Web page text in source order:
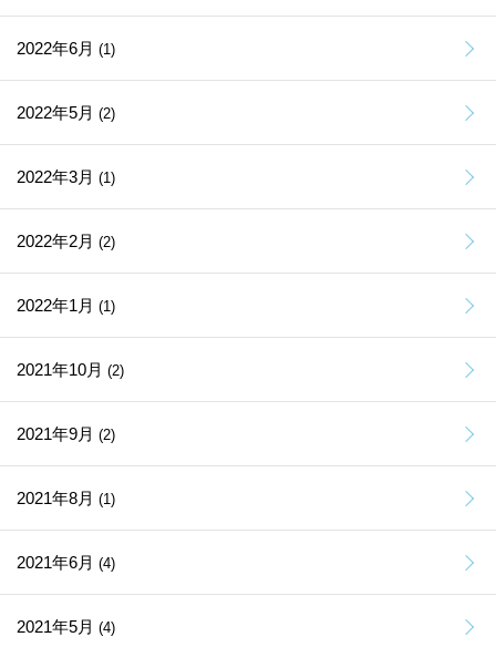
2022年6月 (1)
2022年5月 (2)
2022年3月 (1)
2022年2月 (2)
2022年1月 (1)
2021年10月 (2)
2021年9月 (2)
2021年8月 (1)
2021年6月 (4)
2021年5月 (4)